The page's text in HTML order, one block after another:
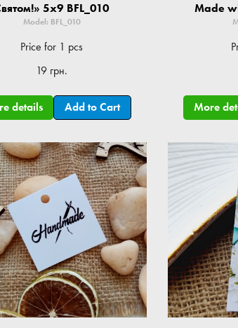
5x9 BFL_010
Model: BFL_010
Price for 1 pcs
19 грн.
details Add to Cart
Made
More